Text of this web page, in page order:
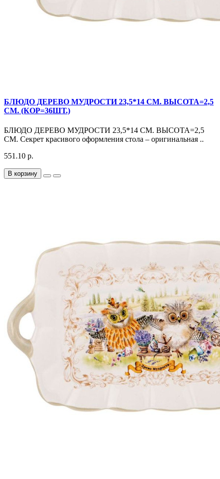
БЛЮДО ДЕРЕВО МУДРОСТИ 23,5*14 СМ. ВЫСОТА=2,5
СМ. (КОР=36ШТ.)
БЛЮДО ДЕРЕВО МУДРОСТИ 23,5*14 СМ. ВЫСОТА=2,5
СМ. Секрет красивого оформления стола – оригинальная ..
551.10 р.
В корзину